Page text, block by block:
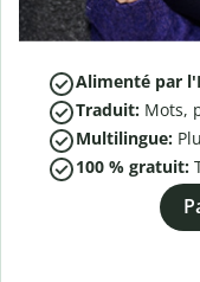
Alimenté par
Traduit: Mots,
Multilingue:
100 % gratuit: